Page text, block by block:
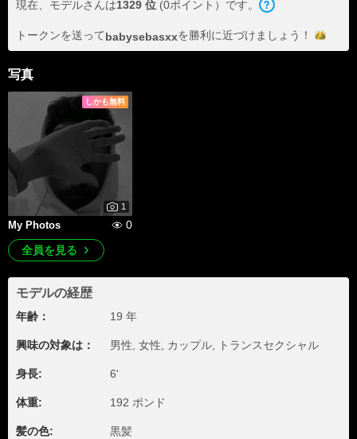
現在、モデルさんは1329 位 (0ポイント）です。
トークンを送ってbabysebasxxを勝利に近づけま しょう！
写真
しかも無料
1
My Photos
0
全員を見る
モデルの経歴
年齢： 19 年
興味の対象は： 男性, 女性, カップル, トランスセクシャル
身長: 6'
体重: 192 ポンド
髪の色: 黒髪